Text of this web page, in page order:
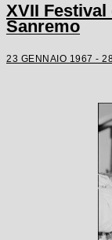
XVII
Sanremo
23 GENNAIO 1967 -